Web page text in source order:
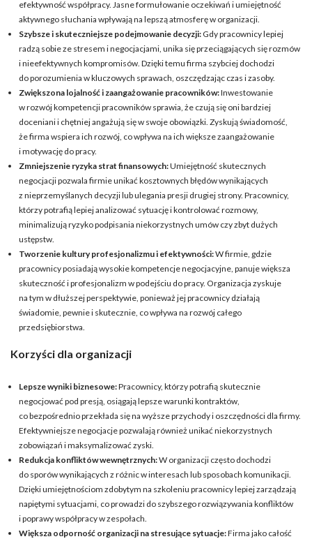
efektywność współpracy. Jasne formułowanie oczekiwań i umiejętność
aktywnego słuchania wpływają na lepszą atmosferę w organizacji.
Szybsze i skuteczniejsze podejmowanie decyzji: Gdy pracownicy lepiej
radzą sobie ze stresem i negocjacjami, unika się przeciągających się rozmów
i nieefektywnych kompromisów. Dzięki temu firma szybciej dochodzi
do porozumienia w kluczowych sprawach, oszczędzając czas i zasoby.
Zwiększona lojalność i zaangażowanie pracowników:Inwestowanie
w rozwój kompetencji pracowników sprawia, że czują się oni bardziej
doceniani i chętniej angażują się w swoje obowiązki. Zyskują świadomość,
że firma wspiera ich rozwój, co wpływa na ich większe zaangażowanie
i motywację do pracy.
Zmniejszenie ryzyka strat finansowych:Umiejętność skutecznych
negocjacji pozwala firmie unikać kosztownych błędów wynikających
z nieprzemyślanych decyzji lub ulegania presji drugiej strony. Pracownicy,
którzy potrafią lepiej analizować sytuację i kontrolować rozmowy,
minimalizują ryzyko podpisania niekorzystnych umów czy zbyt dużych
ustępstw.
Tworzenie kultury profesjonalizmu i efektywności:W firmie, gdzie
pracownicy posiadają wysokie kompetencje negocjacyjne, panuje większa
skuteczność i profesjonalizm w podejściu do pracy. Organizacja zyskuje
na tym w dłuższej perspektywie, ponieważ jej pracownicy działają
świadomie, pewnie i skutecznie, co wpływa na rozwój całego
przedsiębiorstwa.
Korzyści dla organizacji
Lepsze wyniki biznesowe:Pracownicy, którzy potrafią skutecznie
negocjować pod presją, osiągają lepsze warunki kontraktów,
co bezpośrednio przekłada się na wyższe przychody i oszczędności dla firmy.
Efektywniejsze negocjacje pozwalają również unikać niekorzystnych
zobowiązań i maksymalizować zyski.
Redukcja konfliktów wewnętrznych:W organizacji często dochodzi
do sporów wynikających z różnic w interesach lub sposobach komunikacji.
Dzięki umiejętnościom zdobytym na szkoleniu pracownicy lepiej zarządzają
napiętymi sytuacjami, co prowadzi do szybszego rozwiązywania konfliktów
i poprawy współpracy w zespołach.
Większa odporność organizacji na stresujące sytuacje:Firma jako całość